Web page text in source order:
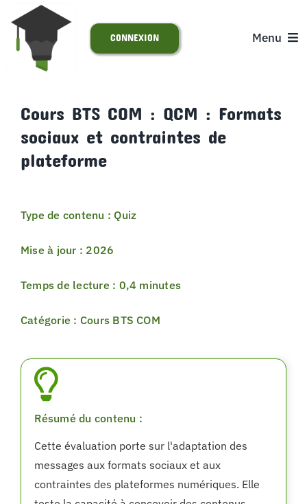
Passer
contenu
Menu
S’INSCRIRE
SUPPORT
CONNEXION
Cours BTS COM : QCM : Formats
sociaux et contraintes de
plateforme
Type de contenu : Quiz
Mise à jour : 2026
Temps de lecture : 0,4 minutes
Catégorie : Cours BTS COM
Résumé du contenu :
Cette évaluation porte sur l'adaptation des
messages aux formats sociaux et aux
contraintes des plateformes numériques. Elle